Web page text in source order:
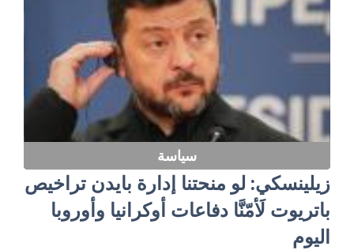
سياسة
زيلينسكي: لو منحتنا إدارة بايدن تراخيص
باتريوت لَأمّنَّا دفاعات أوكرانيا وأوروبا
اليوم